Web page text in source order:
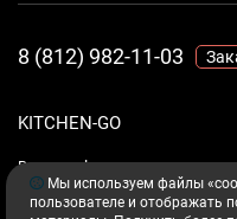
KITCHEN-GO
Ваш комфорт - дело техники.
8 (812) 982-11-03
Мы используем файлы
пользователе и отображать